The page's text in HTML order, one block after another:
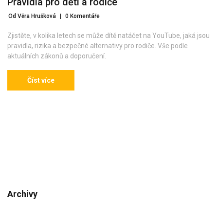
Od Věra Hrušková 0 Komentáře
Zjistěte, v kolika letech se může dítě natáčet na YouTube, jaká jsou
pravidla, rizika a bezpečné alternativy pro rodiče. Vše podle
aktuálních zákonů a doporučení.
Číst více
Archivy